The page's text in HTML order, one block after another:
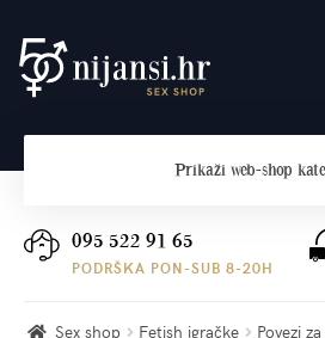
Preskoči
na
Skoči
do
Plaćanje i dostava
Prikaži web-shop
095 522 91 65
PODRŠKA PON-SUB 8-20H
Sex shop Fetish igračke Povezi